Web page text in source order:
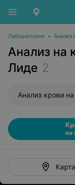
Лаборатории • Анализ
Анализ на
Лиде 2
Карта